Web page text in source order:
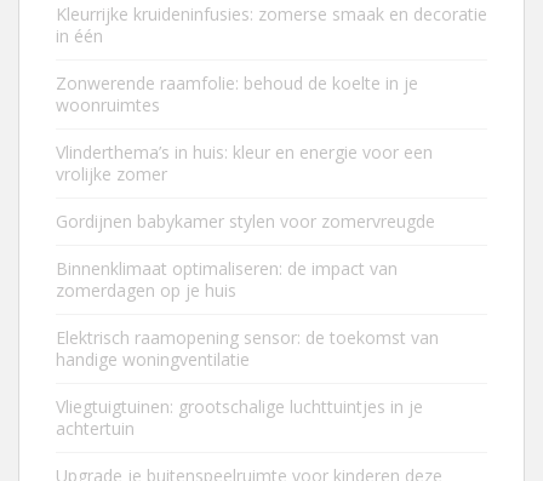
Kleurrijke kruideninfusies: zomerse smaak en decoratie
in één
Zonwerende raamfolie: behoud de koelte in je
woonruimtes
Vlinderthema’s in huis: kleur en energie voor een
vrolijke zomer
Gordijnen babykamer stylen voor zomervreugde
Binnenklimaat optimaliseren: de impact van
zomerdagen op je huis
Elektrisch raamopening sensor: de toekomst van
handige woningventilatie
Vliegtuigtuinen: grootschalige luchttuintjes in je
achtertuin
Upgrade je buitenspeelruimte voor kinderen deze